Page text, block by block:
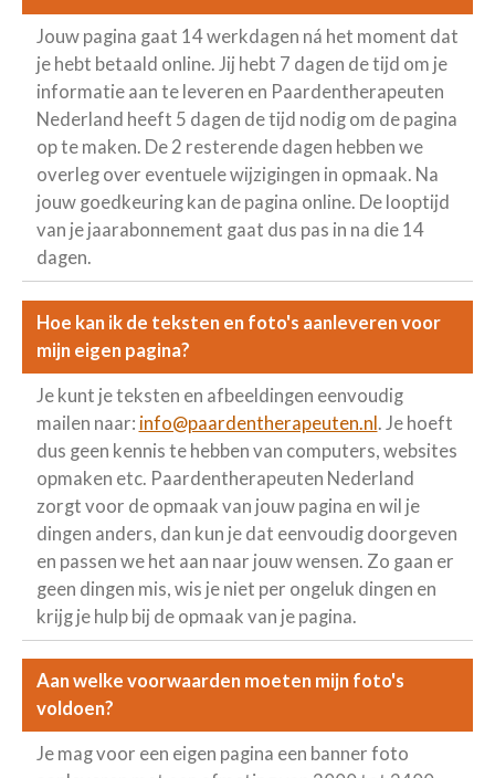
Jouw pagina gaat 14 werkdagen ná het moment dat
je hebt betaald online. Jij hebt 7 dagen de tijd om je
informatie aan te leveren en Paardentherapeuten
Nederland heeft 5 dagen de tijd nodig om de pagina
op te maken. De 2 resterende dagen hebben we
overleg over eventuele wijzigingen in opmaak. Na
jouw goedkeuring kan de pagina online. De looptijd
van je jaarabonnement gaat dus pas in na die 14
dagen.
Hoe kan ik de teksten en foto's aanleveren voor
mijn eigen pagina?
Je kunt je teksten en afbeeldingen eenvoudig
mailen naar: info@paardentherapeuten.nl. Je hoeft
dus geen kennis te hebben van computers, websites
opmaken etc. Paardentherapeuten Nederland
zorgt voor de opmaak van jouw pagina en wil je
dingen anders, dan kun je dat eenvoudig doorgeven
en passen we het aan naar jouw wensen. Zo gaan er
geen dingen mis, wis je niet per ongeluk dingen en
krijg je hulp bij de opmaak van je pagina.
Aan welke voorwaarden moeten mijn foto's
voldoen?
Je mag voor een eigen pagina een banner foto